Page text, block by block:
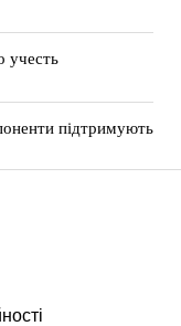
учесть
підтримують